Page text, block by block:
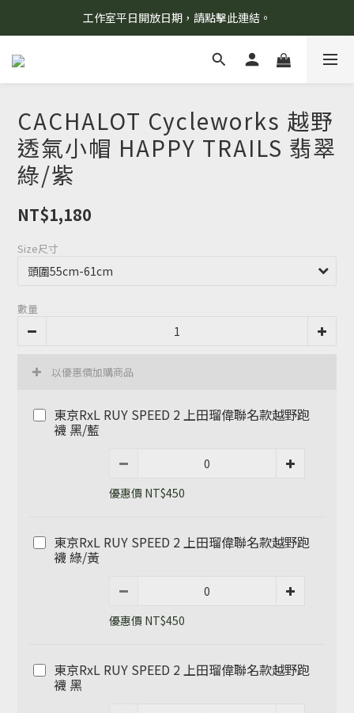
8/7 當天暫停開放工作室。請見諒！
工作室平日開放日期，請點擊此連結。
柯氏野生活推薦商品預購連結，請點此進入！
CACHALOT Cycleworks 越野
透氣小帽 HAPPY TRAILS 翡翠
綠/紫
NT$1,180
Size尺寸
數量
以優惠價加購商品
東京RxL RUY SPEED 2 上田瑠偉聯名款越野跑
襪 黑/藍
優惠價 NT$450
東京RxL RUY SPEED 2 上田瑠偉聯名款越野跑
襪 綠/黃
優惠價 NT$450
東京RxL RUY SPEED 2 上田瑠偉聯名款越野跑
襪 黑